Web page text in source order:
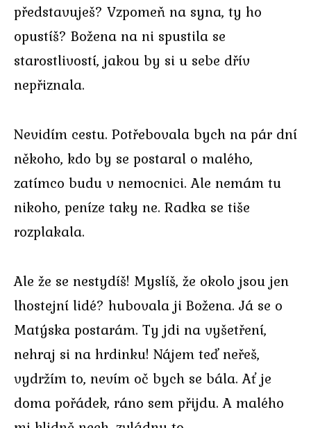
představuješ? Vzpomeň na syna, ty ho
opustíš? Božena na ni spustila se
starostlivostí, jakou by si u sebe dřív
nepřiznala.
Nevidím cestu. Potřebovala bych na pár dní
někoho, kdo by se postaral o malého,
zatímco budu v nemocnici. Ale nemám tu
nikoho, peníze taky ne. Radka se tiše
rozplakala.
Ale že se nestydíš! Myslíš, že okolo jsou jen
lhostejní lidé? hubovala ji Božena. Já se o
Matýska postarám. Ty jdi na vyšetření,
nehraj si na hrdinku! Nájem teď neřeš,
vydržím to, nevím oč bych se bála. Ať je
doma pořádek, ráno sem přijdu. A malého